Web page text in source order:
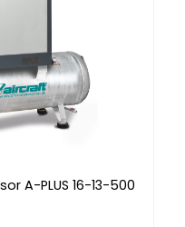
A-PLUS 16-13-500